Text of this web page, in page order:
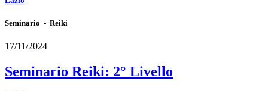
Seminario - Reiki
17/11/2024
Seminario Reiki: 2° Livello